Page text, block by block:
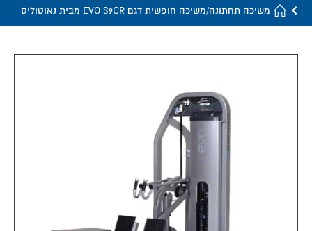
משיכה תחתונה/משיכה חופשית דגם EVO S9CR מבית נאוטוליס